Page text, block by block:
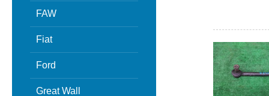
FAW
Fiat
Ford
Great Wall